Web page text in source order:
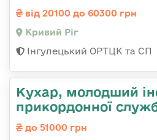
від 20100 до 60300 грн
Кривий Ріг
Інгулецький ОРТЦК та СП
Кухар, молодший
прикордонної
до 51000 грн